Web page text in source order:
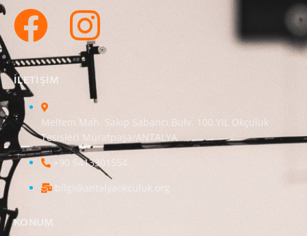
ILETIŞIM
Meltem Mah. Sakıp Sabancı Bulv. 100.YIL Okçuluk
Tesisleri Muratpaşa/ANTALYA
+90 5413301554
bilgi@antalyaokculuk.org
KONUM